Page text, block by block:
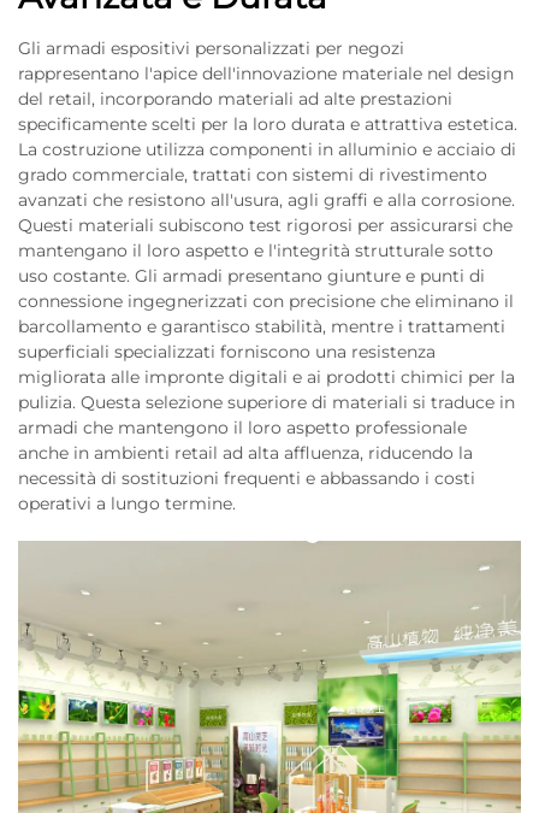
Gli armadi espositivi personalizzati per negozi
rappresentano l'apice dell'innovazione materiale nel design
del retail, incorporando materiali ad alte prestazioni
specificamente scelti per la loro durata e attrattiva estetica.
La costruzione utilizza componenti in alluminio e acciaio di
grado commerciale, trattati con sistemi di rivestimento
avanzati che resistono all'usura, agli graffi e alla corrosione.
Questi materiali subiscono test rigorosi per assicurarsi che
mantengano il loro aspetto e l'integrità strutturale sotto
uso costante. Gli armadi presentano giunture e punti di
connessione ingegnerizzati con precisione che eliminano il
barcollamento e garantisco stabilità, mentre i trattamenti
superficiali specializzati forniscono una resistenza
migliorata alle impronte digitali e ai prodotti chimici per la
pulizia. Questa selezione superiore di materiali si traduce in
armadi che mantengono il loro aspetto professionale
anche in ambienti retail ad alta affluenza, riducendo la
necessità di sostituzioni frequenti e abbassando i costi
operativi a lungo termine.